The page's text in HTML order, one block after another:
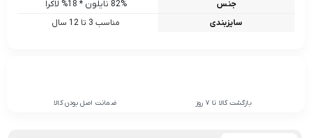
جنس
82% نایلون * 18% لاکرا
سایزبندی
مناسب 3 تا 12 سال
بازگشت کالا تا 7 روز ضمانت اصل بودن کالا